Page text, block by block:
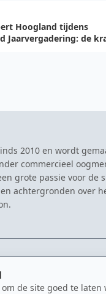
de site goed te laten
Hoogland tijdens
Jaarvergadering: de
2010 en wordt
commercieel
grote passie voor de
achtergronden over
Eredivisie